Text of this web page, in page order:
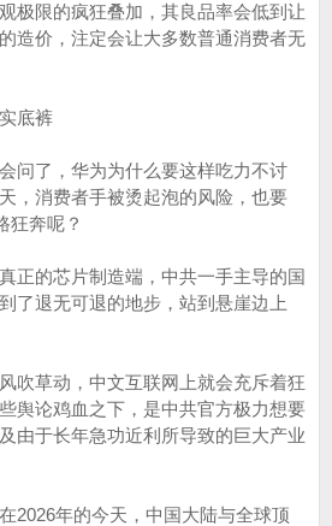
极限的疯狂叠加，其良品率会低到让
造价，注定会让大多数普通消费者无
底裤
问了，华为为什么要这样吃力不讨
，消费者手被烫起泡的风险，也要
狂奔呢？
正的芯片制造端，中共一手主导的国
了退无可退的地步，站到悬崖边上
吹草动，中文互联网上就会充斥着狂
舆论鸡血之下，是中共官方极力想要
由于长年急功近利所导致的巨大产业
2026年的今天，中国大陆与全球顶